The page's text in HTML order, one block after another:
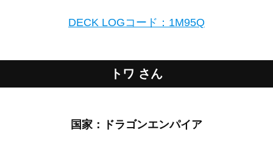
DECK LOGコード：1M95Q
トワ さん
国家：ドラゴンエンパイア